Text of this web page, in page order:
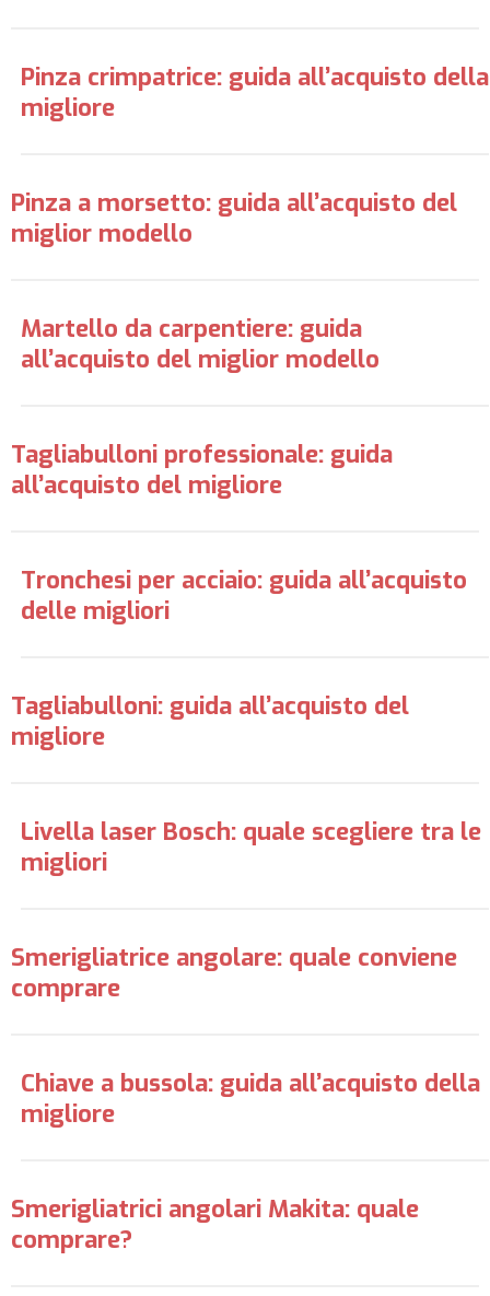
Pinza crimpatrice: guida all’acquisto della
migliore
Pinza a morsetto: guida all’acquisto del
miglior modello
Martello da carpentiere: guida
all’acquisto del miglior modello
Tagliabulloni professionale: guida
all’acquisto del migliore
Tronchesi per acciaio: guida all’acquisto
delle migliori
Tagliabulloni: guida all’acquisto del
migliore
Livella laser Bosch: quale scegliere tra le
migliori
Smerigliatrice angolare: quale conviene
comprare
Chiave a bussola: guida all’acquisto della
migliore
Smerigliatrici angolari Makita: quale
comprare?